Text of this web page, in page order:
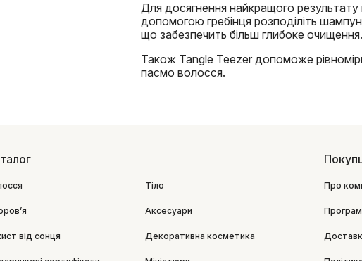
Для досягнення найкращого
допомогою гребінця розподіліть
що забезпечить більш глибоке очищення.
Також Tangle Teezer допоможе
пасмо волосся.
Тіло
Аксесуари
від сонця Декоративна косметика
Про